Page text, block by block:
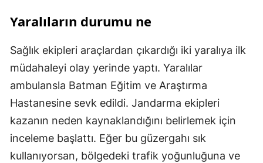
Yaralıların durumu ne
Sağlık ekipleri araçlardan çıkardığı iki yaralıya ilk
müdahaleyi olay yerinde yaptı. Yaralılar
ambulansla Batman Eğitim ve Araştırma
Hastanesine sevk edildi. Jandarma ekipleri
kazanın neden kaynaklandığını belirlemek için
inceleme başlattı. Eğer bu güzergahı sık
kullanıyorsan, bölgedeki trafik yoğunluğuna ve